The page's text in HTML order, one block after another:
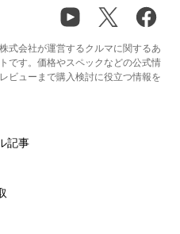
式会社が運営するクルマに関するあ
です。価格やスペックなどの公式情
ビューまで購入検討に役立つ情報を
記事